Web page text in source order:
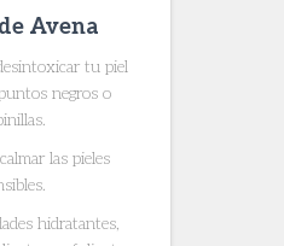
Avena
tu piel
negros o
las pieles
hidratantes,